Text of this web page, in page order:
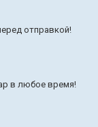
отправкой!
в любое время!